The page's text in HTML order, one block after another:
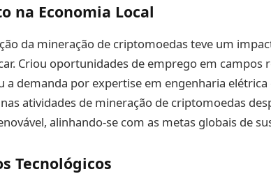
na Economia Local
da mineração de criptomoedas teve um
Criou oportunidades de emprego em campos
a demanda por expertise em engenharia
atividades de mineração de criptomoedas
alinhando-se com as metas globais de
Tecnológicos